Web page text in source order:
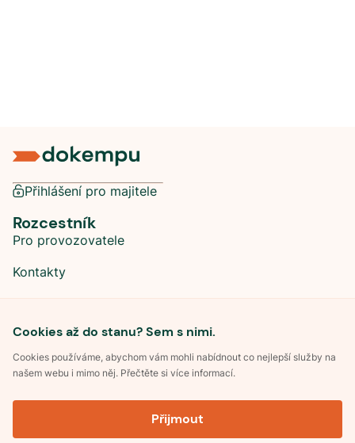
Cookies až do stanu? Sem s nimi.
Cookies používáme, abychom vám mohli nabídnout co nejlepší služby na
našem webu i mimo něj. Přečtěte si více informací.
Přijmout
Přihlášení pro majitele
Rozcestník
Pro provozovatele
Kontakty
Sociální sítě